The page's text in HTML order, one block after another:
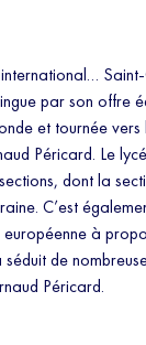
par son offre
et tournée
Péricard. Le
dont la
C’est
européenne à
de
Péricard.